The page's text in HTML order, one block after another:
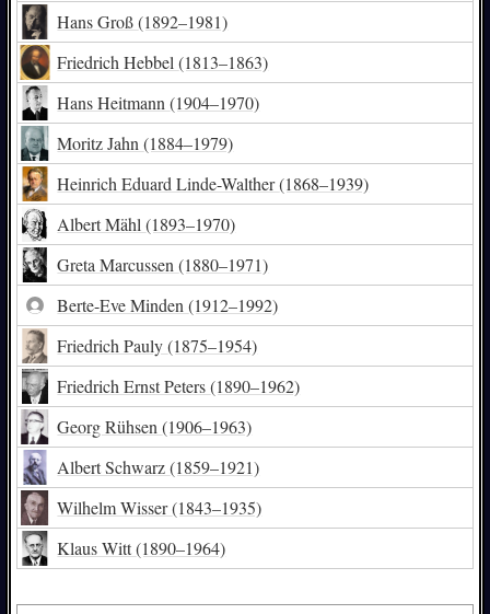
Hans Groß(1892–1981)
Friedrich Hebbel(1813–1863)
Hans Heitmann(1904–1970)
Moritz Jahn(1884–1979)
Heinrich Eduard Linde-Walther(1868–1939)
Albert Mähl(1893–1970)
Greta Marcussen(1880–1971)
Berte-Eve Minden(1912–1992)
Friedrich Pauly(1875–1954)
Friedrich Ernst Peters(1890–1962)
Georg Rühsen(1906–1963)
Albert Schwarz(1859–1921)
Wilhelm Wisser(1843–1935)
Klaus Witt(1890–1964)